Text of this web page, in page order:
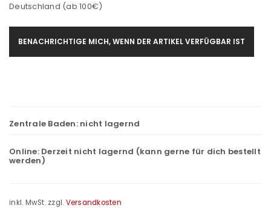
Deutschland (ab 100€)
BENACHRICHTIGE MICH, WENN DER ARTIKEL VERFÜGBAR IST
Zentrale Baden: nicht lagernd
Online: Derzeit nicht lagernd (kann gerne für dich bestellt
werden)
inkl. MwSt. zzgl. Versandkosten